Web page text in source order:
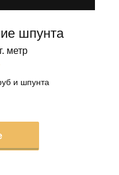
шпунта
метр
и шпунта